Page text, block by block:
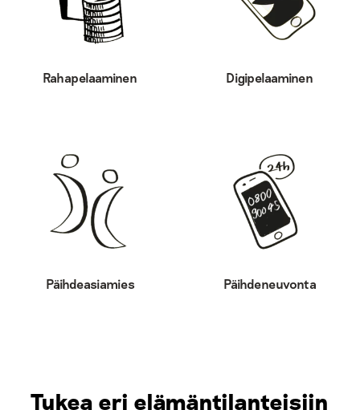
Rahapelaaminen Digipelaaminen
Päihdeasiamies Päihdeneuvonta
Tukea eri elämäntilanteisiin